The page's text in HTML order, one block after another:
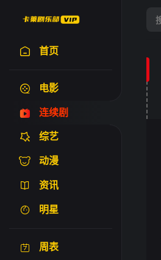
首页
电影
连续剧
综艺
动漫
资讯
明星
周表